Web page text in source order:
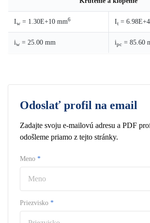
Iw = 1.30E+10 mm6 It =
iw = 25.00 mm ipc = 85.60
Odoslať profil na email
Zadajte svoju e-mailovú adresu a PDF
odošleme priamo z tejto stránky.
Meno *
Priezvisko *